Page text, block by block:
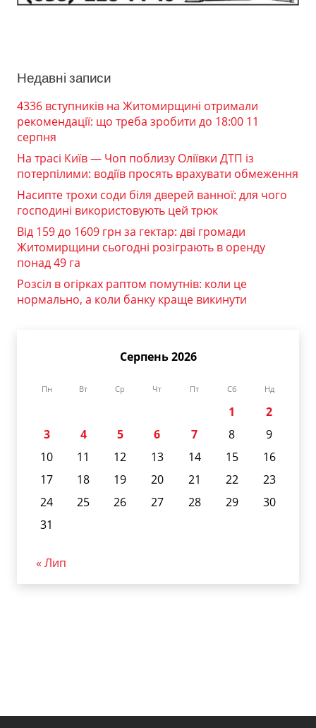
Недавні записи
4336 вступників на Житомирщині отримали
рекомендації: що треба зробити до 18:00 11
серпня
На трасі Київ — Чоп поблизу Оліївки ДТП із
потерпілими: водіїв просять врахувати обмеження
Насипте трохи соди біля дверей ванної: для чого
господині використовують цей трюк
Від 159 до 1609 грн за гектар: дві громади
Житомирщини сьогодні розіграють в оренду
понад 49 га
Розсіл в огірках раптом помутнів: коли це
нормально, а коли банку краще викинути
Серпень 2026
Пн Вт Ср Чт Пт Сб Нд
1
2
3
4 5 6 7 8
9
10
11 12 13 14 15
16
17
18 19 20 21 22
23
24
25 26 27 28 29
30
31
« Лип